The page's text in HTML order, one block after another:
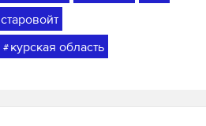
старовойт
# курская область